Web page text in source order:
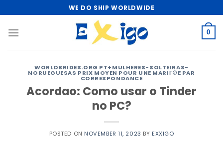
to
content
WE DO SHIP WORLDWIDE
0
WORLDBRIDES.ORG PT+MULHERES-SOLTEIRAS-
NORUEGUESAS PRIX MOYEN POUR UNE MARIГ©E PAR
CORRESPONDANCE
Acordao: Como usar o Tinder
no PC?
POSTED ON NOVEMBER 11, 2023 BY EXXIGO